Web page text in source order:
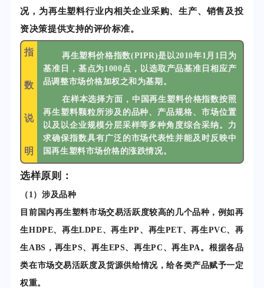
况，为再生塑料行业内相关企业采购、生产、销售及投
资决策提供支持的评价标准。
指
数
说
明
再生塑料价格指数(PIPR)是以2010年1月1日为
基准日，基点为1000点，以选取产品基准日相应产
品调整市场价格加权之和为基期。
在样本选择方面，中国再生塑料价格指数按照
再生塑料颗粒所涉及的品种、产品规格、市场位置
以及以企业规模分层采样等多种角度综合采纳。力
求确保指数具有广泛的市场代表性并能及时反映中
国再生塑料市场价格的涨跌情况。
选样原则：
（1）涉及品种
目前国内再生塑料市场交易活跃度较高的几个品种，例如再
生HDPE、再生LDPE、再生PP、再生PET、再生PVC、再
生ABS，再生PS、再生EPS、再生PC、再生PA。根据各品
类在市场交易活跃度及货源供给情况，给各类产品赋予一定
权重。